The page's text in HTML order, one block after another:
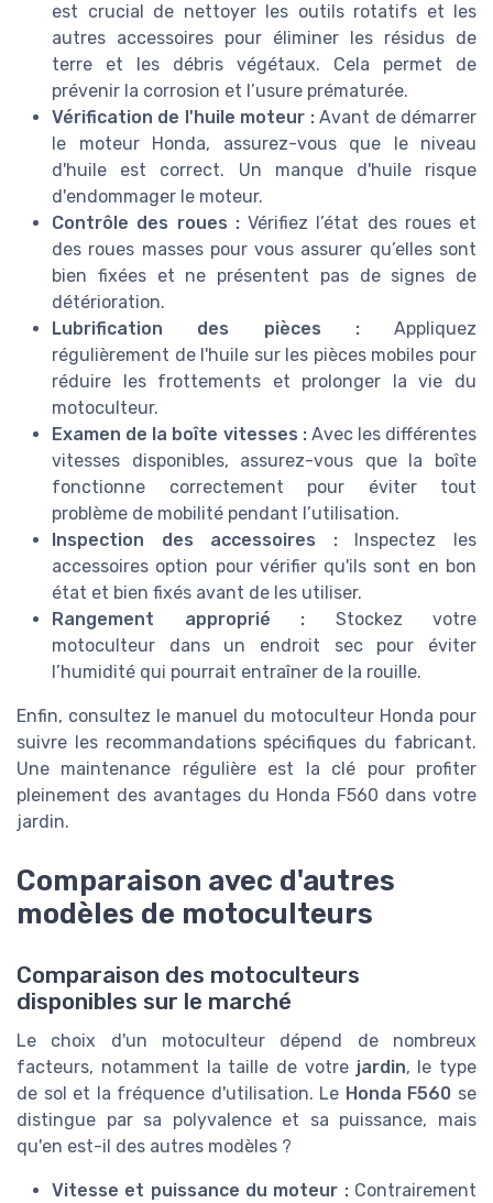
est crucial de nettoyer les outils rotatifs et les
autres accessoires pour éliminer les résidus de
terre et les débris végétaux. Cela permet de
prévenir la corrosion et l’usure prématurée.
Vérification de l'huile moteur :Avant de démarrer
le moteur Honda, assurez-vous que le niveau
d'huile est correct. Un manque d'huile risque
d'endommager le moteur.
Contrôle des roues :Vérifiez l’état des roues et
des roues masses pour vous assurer qu’elles sont
bien fixées et ne présentent pas de signes de
détérioration.
Lubrification des pièces :Appliquez
régulièrement de l'huile sur les pièces mobiles pour
réduire les frottements et prolonger la vie du
motoculteur.
Examen de la boîte vitesses :Avec les différentes
vitesses disponibles, assurez-vous que la boîte
fonctionne correctement pour éviter tout
problème de mobilité pendant l’utilisation.
Inspection des accessoires :Inspectez les
accessoires option pour vérifier qu'ils sont en bon
état et bien fixés avant de les utiliser.
Rangement approprié : Stockez votre
motoculteur dans un endroit sec pour éviter
l’humidité qui pourrait entraîner de la rouille.
Enfin, consultez le manuel du motoculteur Honda pour
suivre les recommandations spécifiques du fabricant.
Une maintenance régulière est la clé pour profiter
pleinement des avantages du Honda F560 dans votre
jardin.
Comparaison avec d'autres
modèles de motoculteurs
Comparaison des motoculteurs
disponibles sur le marché
Le choix d'un motoculteur dépend de nombreux
facteurs, notamment la taille de votre jardin, le type
de sol et la fréquence d'utilisation. Le Honda F560 se
distingue par sa polyvalence et sa puissance, mais
qu'en est-il des autres modèles ?
Vitesse et puissance du moteur :Contrairement